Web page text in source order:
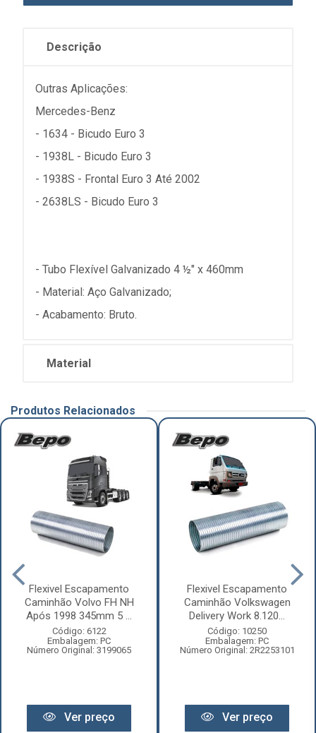
Descrição
Outras Aplicações:
Mercedes-Benz
- 1634 - Bicudo Euro 3
- 1938L - Bicudo Euro 3
- 1938S - Frontal Euro 3 Até 2002
- 2638LS - Bicudo Euro 3
- Tubo Flexível Galvanizado 4 ½" x 460mm
- Material: Aço Galvanizado;
- Acabamento: Bruto.
Material
Produtos Relacionados
Flexivel Escapamento
Caminhão Volvo FH NH
Após 1998 345mm 5 ...
Código: 6122
Embalagem: PC
Número Original: 3199065
Ver preço
Flexivel Escapamento
Caminhão Volkswagen
Delivery Work 8.120...
Código: 10250
Embalagem: PC
Número Original: 2R2253101
Ver preço